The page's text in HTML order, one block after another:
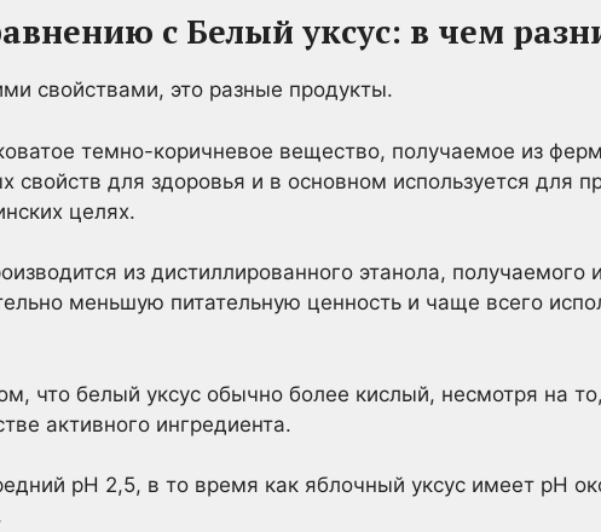
с Белый уксус: в чем
свойствами, это разные продукты.
темно-коричневое вещество, получаемое из
для здоровья и в основном используется для
целях.
из дистиллированного этанола, получаемого
меньшую питательную ценность и чаще всего
что белый уксус обычно более кислый, несмотря на
активного ингредиента.
pH 2,5, в то время как яблочный уксус имеет pH